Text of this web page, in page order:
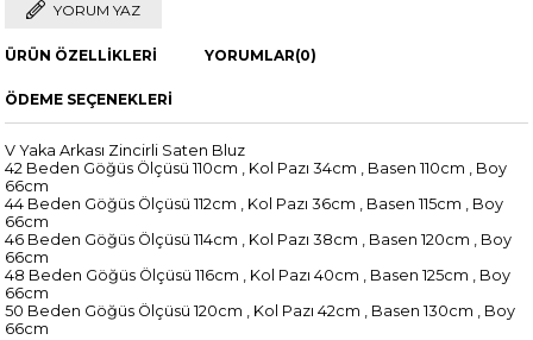
YORUM YAZ
ÜRÜN ÖZELLIKLERI YORUMLAR(0)
ÖDEME SEÇENEKLERI
V Yaka Arkası Zincirli Saten Bluz
42 Beden Göğüs Ölçüsü 110cm , Kol Pazı 34cm , Basen 110cm , Boy
66cm
44 Beden Göğüs Ölçüsü 112cm , Kol Pazı 36cm , Basen 115cm , Boy
66cm
46 Beden Göğüs Ölçüsü 114cm , Kol Pazı 38cm , Basen 120cm , Boy
66cm
48 Beden Göğüs Ölçüsü 116cm , Kol Pazı 40cm , Basen 125cm , Boy
66cm
50 Beden Göğüs Ölçüsü 120cm , Kol Pazı 42cm , Basen 130cm , Boy
66cm